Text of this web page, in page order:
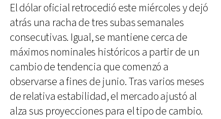
El dólar oficial retrocedió este miércoles y dejó
atrás una racha de tres subas semanales
consecutivas. Igual, se mantiene cerca de
máximos nominales históricos a partir de un
cambio de tendencia que comenzó a
observarse a fines de junio. Tras varios meses
de relativa estabilidad, el mercado ajustó al
alza sus proyecciones para el tipo de cambio.